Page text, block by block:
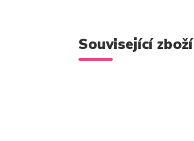
Související zboží